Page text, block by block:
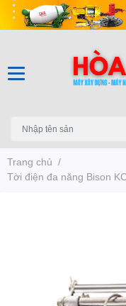
Trang chủ /
Tời điện đa năng Bison